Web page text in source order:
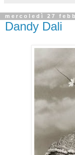
mercoledì 27
Dandy Dali